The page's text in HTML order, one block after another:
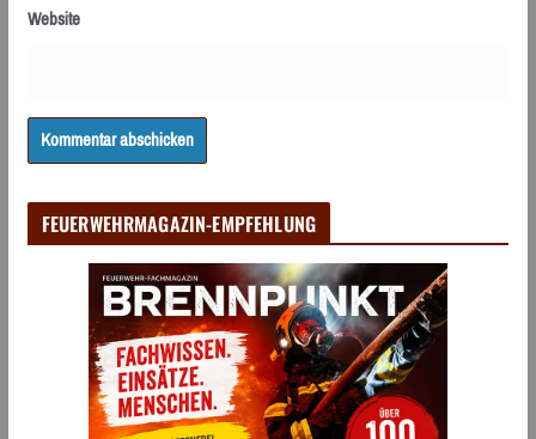
Website
FEUERWEHRMAGAZIN-EMPFEHLUNG